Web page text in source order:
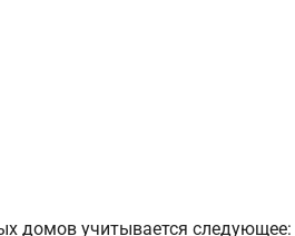
домов учитывается